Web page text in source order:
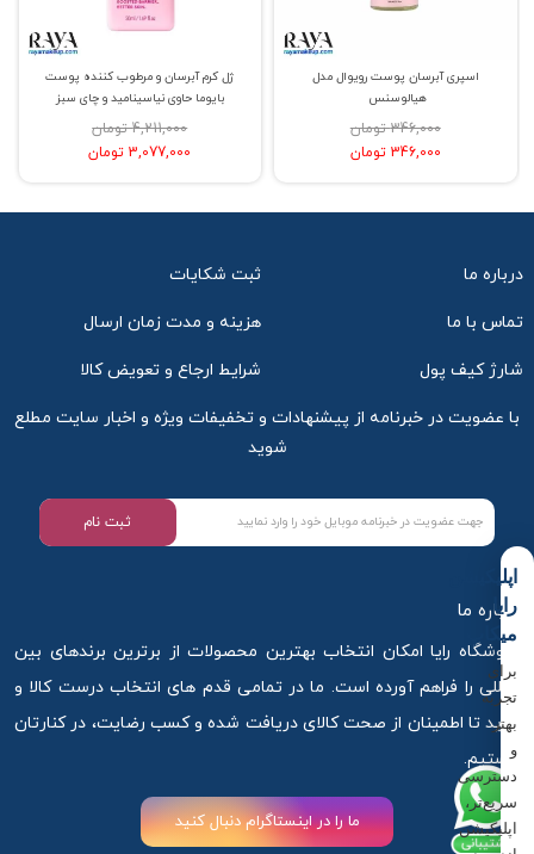
ژل کرم آبرسان و مرطوب کننده پوست
بایوما حاوی نیاسینامید و چای سبز
4,211,000 تومان
3,077,000 تومان
اسپری آبرسان پوست رویوال مدل
هیالوسنس
346,000 تومان
346,000 تومان
درباره ما ثبت شکایات
تماس با ما هزینه و مدت زمان ارسال
شارژ کیف پول شرایط ارجاع و تعویض کالا
با عضویت در خبرنامه از پیشنهادات و تخفیفات ویژه و اخبار سایت مطلع
شوید
ثبت نام
درباره ما
فروشگاه رایا امکان انتخاب بهترین محصولات از برترین برندهای بین
المللی را فراهم آورده است. ما در تمامی قدم های انتخاب درست کالا و
خرید تا اطمینان از صحت کالای دریافت شده و کسب رضایت، در کنارتان
هستیم.
ما را در اینستاگرام دنبال کنید
اپلیکیشن
رایا
میکاپ
برای
تجربه
بهتر
و
دسترسی
سریع‌تر،
اپلیکیشن